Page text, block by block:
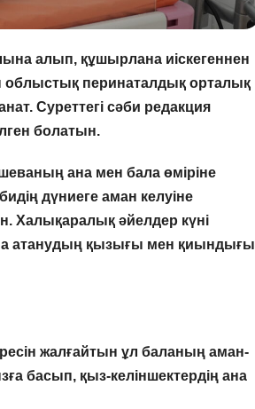
алып, құшырлана иіскегеннен
облыстық перинаталдық орталық
Суреттегі сәби редакция
болатын.
ана мен бала өміріне
дүниеге аман келуіне
Халықаралық әйелдер күні
атанудың қызығы мен қиындығы
жалғайтын ұл баланың аман-
басып, қыз-келіншектердің ана